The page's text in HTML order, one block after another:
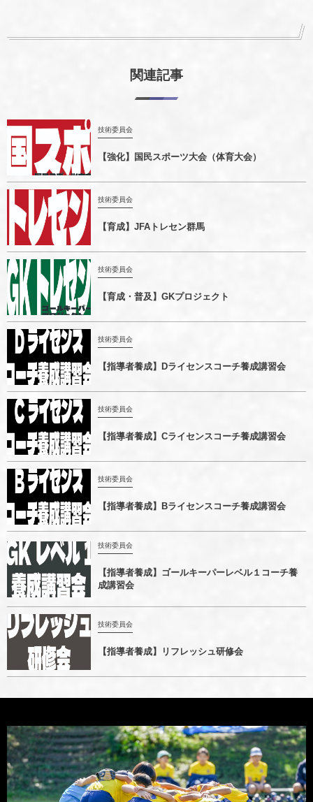
関連記事
技術委員会
【強化】国民スポーツ大会（体育大会）
技術委員会
【育成】JFAトレセン群馬
技術委員会
【育成・普及】GKプロジェクト
技術委員会
【指導者養成】Dライセンスコーチ養成講習会
技術委員会
【指導者養成】Cライセンスコーチ養成講習会
技術委員会
【指導者養成】Bライセンスコーチ養成講習会
技術委員会
【指導者養成】ゴールキーパーレベル１コーチ養
成講習会
技術委員会
【指導者養成】リフレッシュ研修会